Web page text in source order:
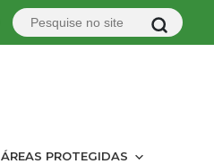
ÁREAS PROTEGIDAS